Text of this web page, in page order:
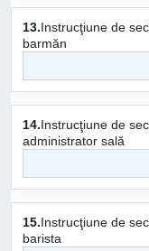
13.Instrucţiune de
barmăn
14.Instrucţiune de
administrator sală
15.Instrucţiune de
barista